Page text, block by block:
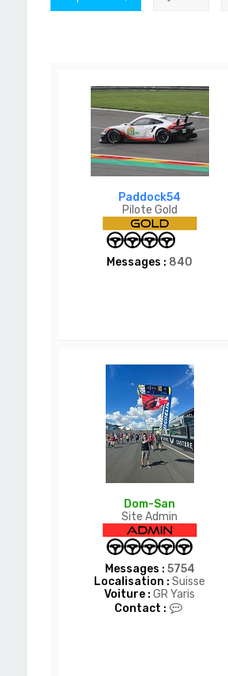
Paddock54
Pilote Gold
Messages : 840
Dom-San
Site Admin
Messages : 5754
Localisation : Suisse
Voiture : GR Yaris
Contact :